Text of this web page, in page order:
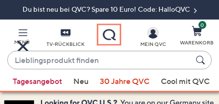
Du bist neu bei QVC? Spare 10 Euro! Code: HalloQVC
MENÜ TV-RÜCKBLICK
Lieblingsprodukt
finden
Vorschläge
verfügbar
MEIN QVC
0
WARENKORB
Tagesangebot Neu 30 Jahre QVC Cool mit QVC